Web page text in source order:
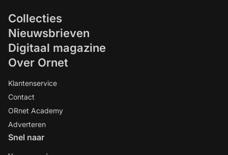
Collecties
Nieuwsbrieven
Digitaal magazine
Over Ornet
Klantenservice
Contact
ORnet Academy
Adverteren
Snel naar